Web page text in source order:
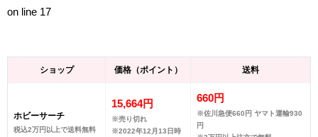
on line 17
ショップ 価格（ポイント） 送料
ホビーサーチ
税込2万円以上で送料無料
15,664円
※売り切れ
※2022年12月13日時
660円
※佐川急便660円 ヤマト運輸930
円